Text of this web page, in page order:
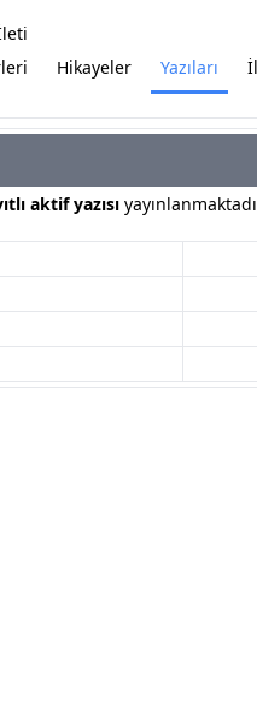
Hikayeler Yazıları
aktif yazısı